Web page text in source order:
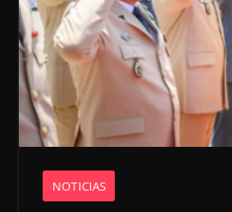
NOTICIAS